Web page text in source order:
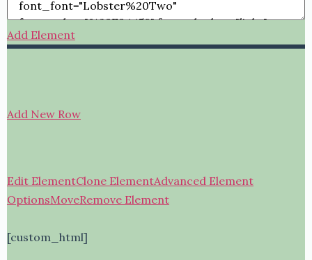
Add Element
Add New Row
Edit ElementClone ElementAdvanced Element
OptionsMoveRemove Element
[custom_html]